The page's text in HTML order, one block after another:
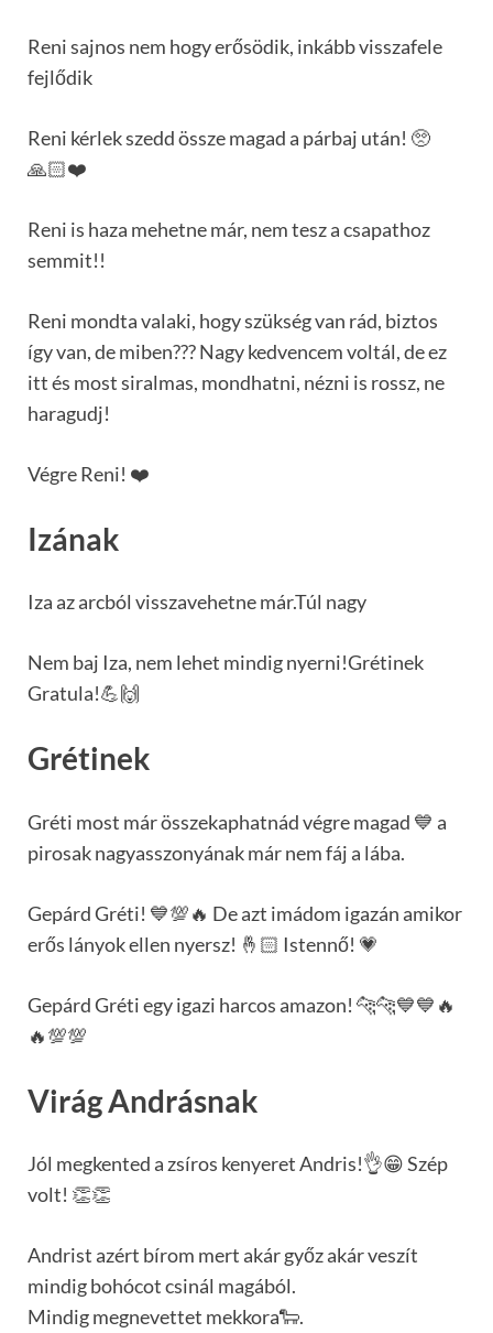
Reni sajnos nem hogy erősödik, inkább visszafele
fejlődik
Reni kérlek szedd össze magad a párbaj után! 🥺
🙏🏻❤️
Reni is haza mehetne már, nem tesz a csapathoz
semmit!!
Reni mondta valaki, hogy szükség van rád, biztos
így van, de miben??? Nagy kedvencem voltál, de ez
itt és most siralmas, mondhatni, nézni is rossz, ne
haragudj!
Végre Reni! ❤️
Izának
Iza az arcból visszavehetne már.Túl nagy
Nem baj Iza, nem lehet mindig nyerni!Grétinek
Gratula!💪🙌
Grétinek
Gréti most már összekaphatnád végre magad 💙 a
pirosak nagyasszonyának már nem fáj a lába.
Gepárd Gréti! 💙💯🔥 De azt imádom igazán amikor
erős lányok ellen nyersz! 🤞🏻 Istennő! 💗
Gepárd Gréti egy igazi harcos amazon! 🐆🐆💙💙🔥
🔥💯💯
Virág Andrásnak
Jól megkented a zsíros kenyeret Andris!👌😁 Szép
volt! 👏👏
Andrist azért bírom mert akár győz akár veszít
mindig bohócot csinál magából.
Mindig megnevettet mekkora🐑.